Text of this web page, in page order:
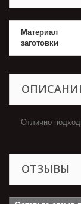
Материал
заготовки
Отлично
ОТЗЫВЫ